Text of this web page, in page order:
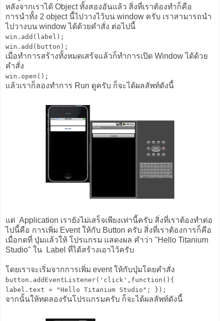
หลังจากเราได้ Object ทั้งสองอันแล้ว สิ่งที่เราต้องทำก็คือ
การนำทั้ง 2 object นี้ไปวางไว้บน window ครับ เราสามารถนำ
ไปวางบน window ได้ด้วยคำสั่ง ต่อไปนี้
win.add(label);
win.add(button);
เมื่อทำการสร้างทั้งหมดเสร้จแล้วก็​ทำการเปิด Window ได้ด้วย
คำสั่ง
win.open();
แล้วเราก็ลองทำการ Run ดูครับ ก็จะได้ผลลัพท์​ดังนี้
แต่ Application เรายังไม่เสร็จเพียงเท่านี้ครับ สิ่งที่เราต้องทำต่อ
ไปนี้คือ การเพิ่ม Event ให้กับ Button ครับ สิ่งที่เราต้องการก็คือ
เมื่อกดที่ ปุ่มแล้วให้ โปรแกรม แสดงผล คำว่า "Hello Titanium
Studio" ใน Label ที่ได้สร้างเอาไว้ครับ
โดยเราจะเริ่มจากการเพิ่ม event ให้กับปุ่มโดยคำสั่ง
button.addEventListener('click',function(){
label.text = "Hello Titanium Studio"; });
จากนั้นให้ทดลองรันโปรแกรมครับ ก็จะได้ผลลัพท์ดังนี้